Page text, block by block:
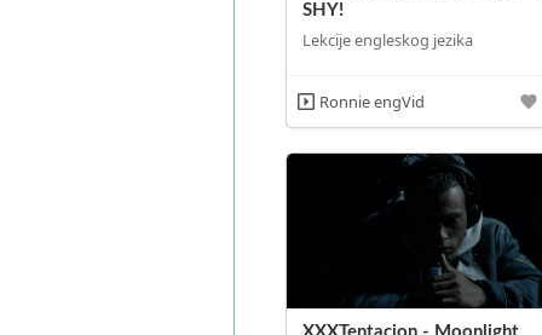
SHY!
Lekcije engleskog jezika
Ronnie engVid